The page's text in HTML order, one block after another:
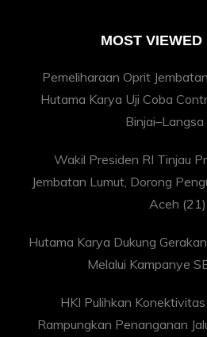
MOST VIEWED
Pemeliharaan Oprit
Hutama Karya Uji Coba
Binjai–Langsa
Wakil Presiden RI Tinjau
Jembatan Lumut, Dorong
Aceh (21)
Hutama Karya Dukung
Melalui Kampanye
HKI Pulihkan
Rampungkan Penanganan